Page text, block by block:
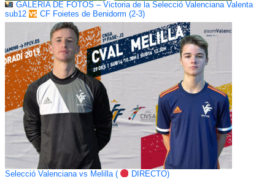
GALERÍA DE FOTOS – Victoria de la Selecció Valenciana Valenta
sub12
CF Foietes de Benidorm (2-3)
Selecció Valenciana vs Melilla ( DIRECTO)